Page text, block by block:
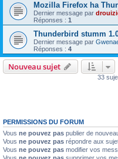
Mozilla Firefox ha
Dernier message par
Réponses : 1
Thunderbird stumm
Dernier message par
Réponses : 4
Nouveau sujet
33
PERMISSIONS DU FORUM
Vous ne pouvez pas publier de
Vous ne pouvez pas répondre aux
Vous ne pouvez pas modifier vos